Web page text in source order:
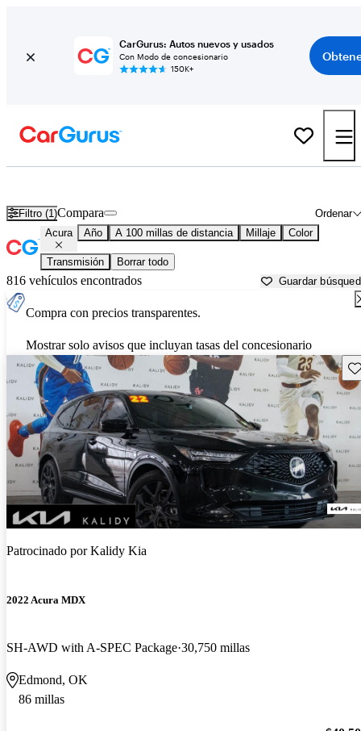
CarGurus: Autos nuevos y usados
Con Modo de concesionario
150K+
Filtro (1) Ordenar
Compara
Acura Año A 100 millas de distancia Millaje Color
Transmisión Borrar todo
816 vehículos encontrados Guardar
Compra con precios transparentes.
Mostrar solo avisos que incluyan tasas del concesionario
Patrocinado porKalidy Kia
2022 Acura MDX
SH-AWD with A-SPEC Package 30,750 millas
Edmond, OK
86 millas